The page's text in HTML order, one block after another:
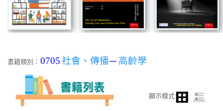
書籍類別： 0705社會、傳播─ 高齡學
顯示模式